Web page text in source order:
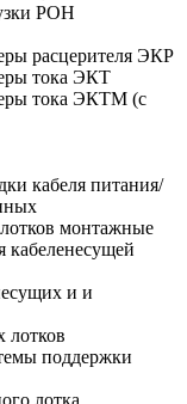
РОН
расцерителя ЭКР
тока ЭКТ
тока ЭКТМ (с
кабеля питания/
монтажные
кабеленесущей
и и
лотков
поддержки
лотка